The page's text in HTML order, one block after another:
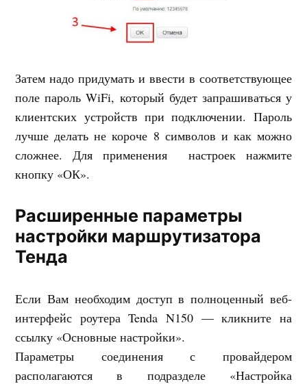
Затем надо придумать и ввести в соответствующее
поле пароль WiFi, который будет запрашиваться у
клиентских устройств при подключении. Пароль
лучше делать не короче 8 символов и как можно
сложнее. Для применения настроек нажмите
кнопку «ОК».
Расширенные параметры
настройки маршрутизатора
Тенда
Если Вам необходим доступ в полноценный веб-
интерфейс роутера Tenda N150 — кликните на
ссылку «Основные настройки».
Параметры соединения с провайдером
располагаются в подразделе «Настройка